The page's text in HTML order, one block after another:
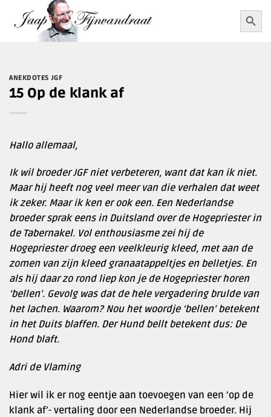
naar
Zoek
naar:
ANEKDOTES JGF
15 Op de klank af
Hallo allemaal,
Ik wil broeder JGF niet verbeteren, want dat kan ik niet.
Maar hij heeft nog veel meer van die verhalen dat weet
ik zeker. Maar ik ken er ook een. Een Nederlandse
broeder sprak eens in Duitsland over de Hogepriester in
de Tabernakel. Vol enthousiasme zei hij de
Hogepriester droeg een veelkleurig kleed, met aan de
zomen van zijn kleed granaatappeltjes en belletjes. En
als hij daar zo rond liep kon je de Hogepriester horen
‘bellen’. Gevolg was dat de hele vergadering brulde van
het lachen. Waarom? Nou het woordje ‘bellen’ betekent
in het Duits blaffen. Der Hund bellt betekent dus: De
Hond blaft.
Adri de Vlaming
Hier wil ik er nog eentje aan toevoegen van een ‘op de
klank af’- vertaling door een Nederlandse broeder. Hij